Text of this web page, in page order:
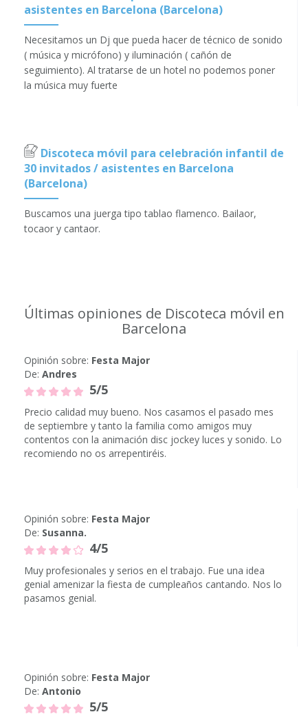
asistentes en Barcelona (Barcelona)
Necesitamos un Dj que pueda hacer de técnico de sonido
( música y micrófono) y iluminación ( cañón de
seguimiento). Al tratarse de un hotel no podemos poner
la música muy fuerte
Discoteca móvil para celebración infantil de
30 invitados / asistentes en Barcelona
(Barcelona)
Buscamos una juerga tipo tablao flamenco. Bailaor,
tocaor y cantaor.
Últimas opiniones de Discoteca móvil en
Barcelona
Opinión sobre: Festa Major
De: Andres
5/5
Precio calidad muy bueno. Nos casamos el pasado mes
de septiembre y tanto la familia como amigos muy
contentos con la animación disc jockey luces y sonido. Lo
recomiendo no os arrepentiréis.
Opinión sobre: Festa Major
De: Susanna.
4/5
Muy profesionales y serios en el trabajo. Fue una idea
genial amenizar la fiesta de cumpleaños cantando. Nos lo
pasamos genial.
Opinión sobre: Festa Major
De: Antonio
5/5